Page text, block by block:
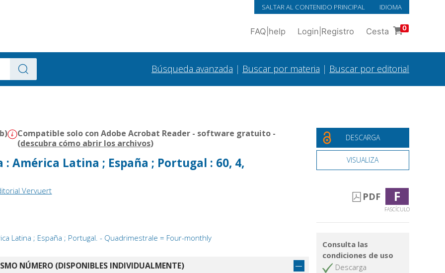
SALTAR AL CONTENIDO PRINCIPAL IDIOMA
FAQ help Login Registro Cesta 0
Búsqueda avanzada | Buscar por materia | Buscar por editorial
Compatible solo con Adobe Acrobat Reader - software gratuito -
(descubra cómo abrir los archivos)
América Latina ; España ; Portugal : 60, 4,
Vervuert
Latina ; España ; Portugal. - Quadrimestrale = Four-monthly
NÚMERO (DISPONIBLES INDIVIDUALMENTE)
DESCARGA
VISUALIZA
PDF F
FASCÍCULO
Consulta las
condiciones de uso
Descarga